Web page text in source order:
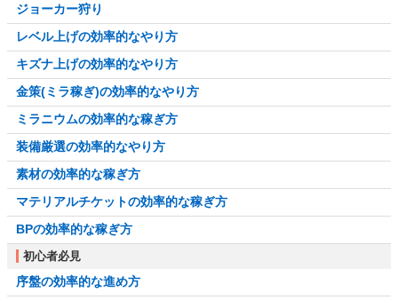
ジョーカー狩り
レベル上げの効率的なやり方
キズナ上げの効率的なやり方
金策(ミラ稼ぎ)の効率的なやり方
ミラニウムの効率的な稼ぎ方
装備厳選の効率的なやり方
素材の効率的な稼ぎ方
マテリアルチケットの効率的な稼ぎ方
BPの効率的な稼ぎ方
初心者必見
序盤の効率的な進め方